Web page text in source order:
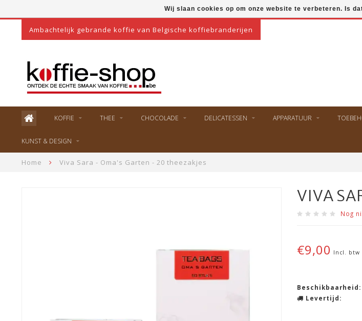
Ambachtelijk gebrande koffie van Belgische koffiebranderijen
KOFFIE THEE CHOCOLADE DELICATESSEN APPARATUUR
KUNST & DESIGN
Home Viva Sara - Oma's Garten - 20 theezakjes
VIVA
Nog
€9,00 Incl. btw
Beschikbaarheid:
Levertijd:
Wij slaan cookies op om onze website te verbeteren. Is